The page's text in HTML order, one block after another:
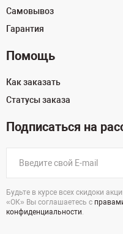
Самовывоз
Гарантия
Помощь
Как заказать
Статусы заказа
Подписаться на
Будьте в курсе всех скидоки
«ОК» Вы соглашаетесь с
конфиденциальности.